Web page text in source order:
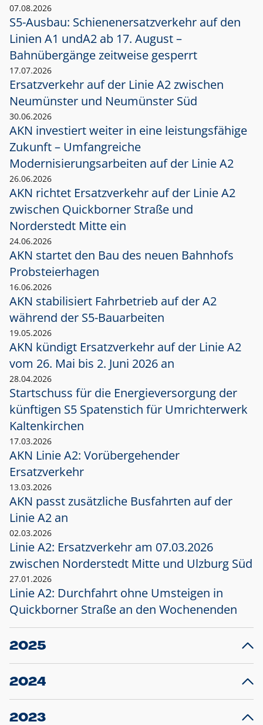
07.08.2026
S5-Ausbau: Schienenersatzverkehr auf den
Linien A1 undA2 ab 17. August –
Bahnübergänge zeitweise gesperrt
17.07.2026
Ersatzverkehr auf der Linie A2 zwischen
Neumünster und Neumünster Süd
30.06.2026
AKN investiert weiter in eine leistungsfähige
Zukunft – Umfangreiche
Modernisierungsarbeiten auf der Linie A2
26.06.2026
AKN richtet Ersatzverkehr auf der Linie A2
zwischen Quickborner Straße und
Norderstedt Mitte ein
24.06.2026
AKN startet den Bau des neuen Bahnhofs
Probsteierhagen
16.06.2026
AKN stabilisiert Fahrbetrieb auf der A2
während der S5-Bauarbeiten
19.05.2026
AKN kündigt Ersatzverkehr auf der Linie A2
vom 26. Mai bis 2. Juni 2026 an
28.04.2026
Startschuss für die Energieversorgung der
künftigen S5 Spatenstich für Umrichterwerk
Kaltenkirchen
17.03.2026
AKN Linie A2: Vorübergehender
Ersatzverkehr
13.03.2026
AKN passt zusätzliche Busfahrten auf der
Linie A2 an
02.03.2026
Linie A2: Ersatzverkehr am 07.03.2026
zwischen Norderstedt Mitte und Ulzburg Süd
27.01.2026
Linie A2: Durchfahrt ohne Umsteigen in
Quickborner Straße an den Wochenenden
2025
23.12.2025
Projekt S5: Start der Bauarbeiten am
2024
10.12.2024
Großprojekt S5: Sperrung der Bahnstraße in
2023